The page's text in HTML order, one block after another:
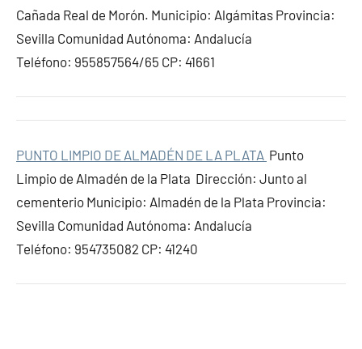
Cañada Real de Morón. Municipio: Algámitas Provincia:
Sevilla Comunidad Autónoma: Andalucía
Teléfono: 955857564/65 CP: 41661
PUNTO LIMPIO DE ALMADÉN DE LA PLATA Punto
Limpio de Almadén de la Plata Dirección: Junto al
cementerio Municipio: Almadén de la Plata Provincia:
Sevilla Comunidad Autónoma: Andalucía
Teléfono: 954735082 CP: 41240